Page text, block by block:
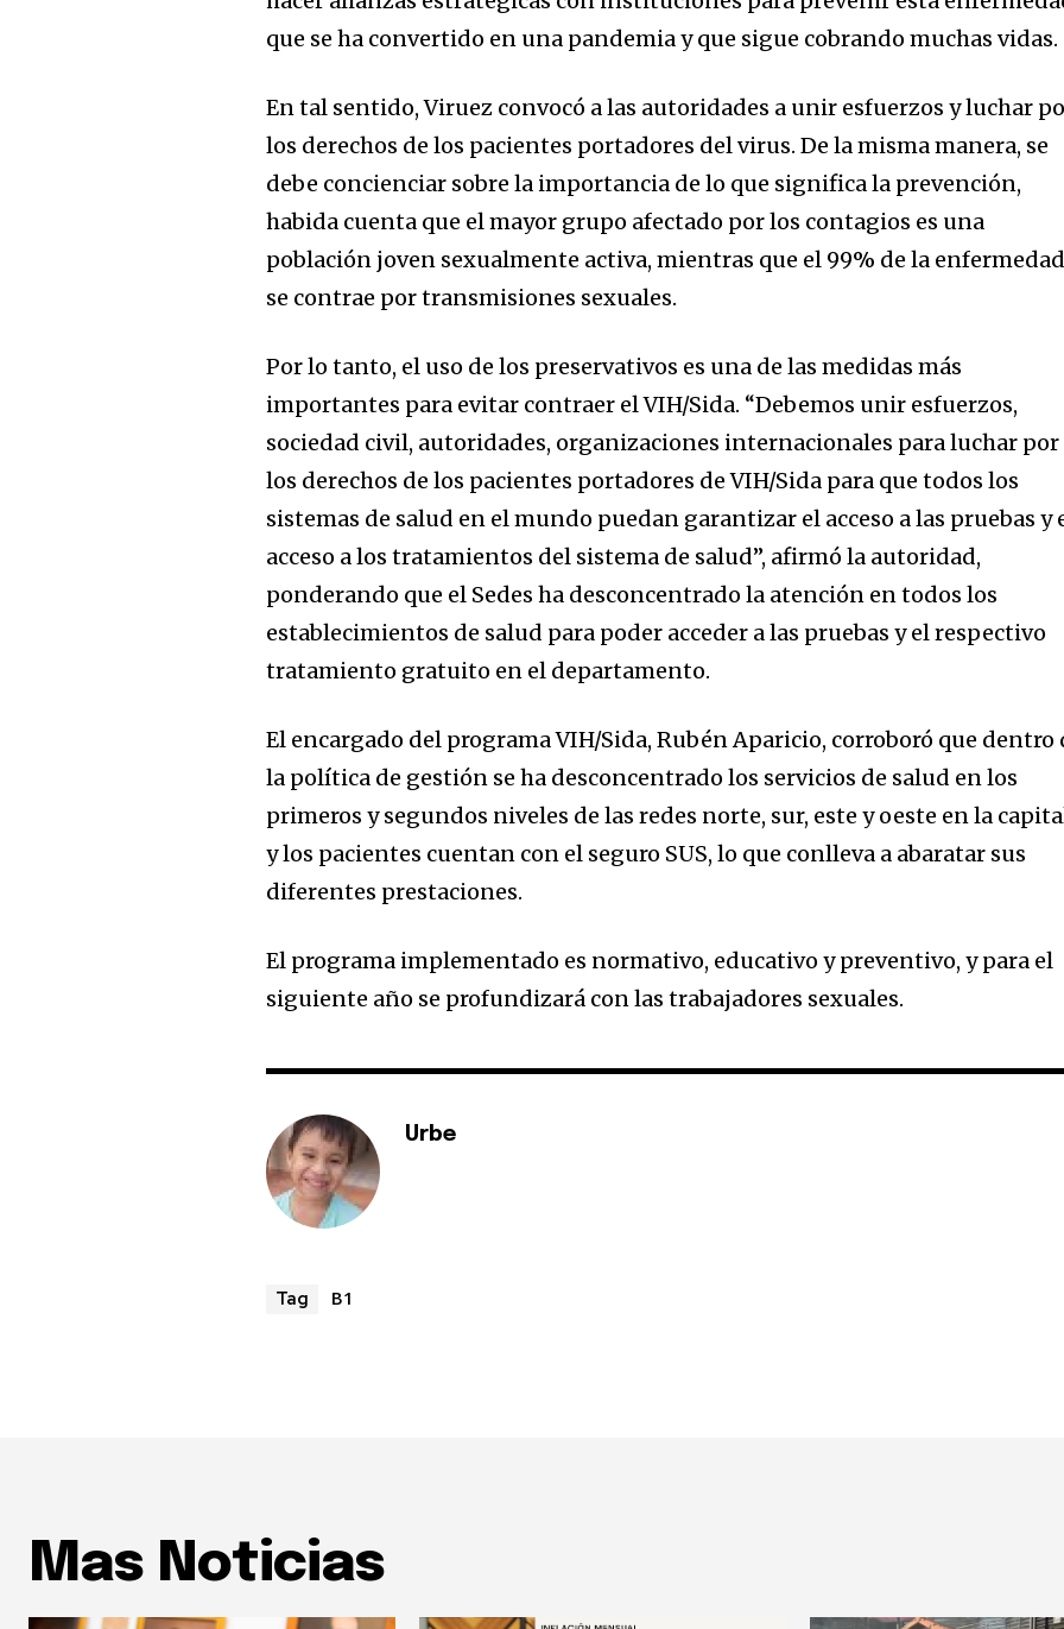
Join our community of
SUBSCRIBERS and be part
of the conversation.
To subscribe, simply enter your email address on our website or click
the subscribe button below. Don't worry, we respect your privacy and
won't spam your inbox. Your information is safe with us.
I've read and
que se ha convertido en una pandemia y que sigue cobrando muchas vidas.
En tal sentido, Viruez convocó a las autoridades a unir esfuerzos y luchar
los derechos de los pacientes portadores del virus. De la misma manera, se
debe concienciar sobre la importancia de lo que significa la prevención,
habida cuenta que el mayor grupo afectado por los contagios es una
población joven sexualmente activa, mientras que el 99% de la enfermedad
se contrae por transmisiones sexuales.
Por lo tanto, el uso de los preservativos es una de las medidas más
importantes para evitar contraer el VIH/Sida. “Debemos unir esfuerzos,
sociedad civil, autoridades, organizaciones internacionales para luchar por
los derechos de los pacientes portadores de VIH/Sida para que todos los
sistemas de salud en el mundo puedan garantizar el acceso a las pruebas y
acceso a los tratamientos del sistema de salud”, afirmó la autoridad,
ponderando que el Sedes ha desconcentrado la atención en todos los
establecimientos de salud para poder acceder a las pruebas y el respectivo
tratamiento gratuito en el departamento.
El encargado del programa VIH/Sida, Rubén Aparicio, corroboró que dentro
la política de gestión se ha desconcentrado los servicios de salud en los
primeros y segundos niveles de las redes norte, sur, este y oeste en la
y los pacientes cuentan con el seguro SUS, lo que conlleva a abaratar sus
diferentes prestaciones.
El programa implementado es normativo, educativo y preventivo, y para el
siguiente año se profundizará con las trabajadores sexuales.
Urbe
Tag B1
Mas Noticias